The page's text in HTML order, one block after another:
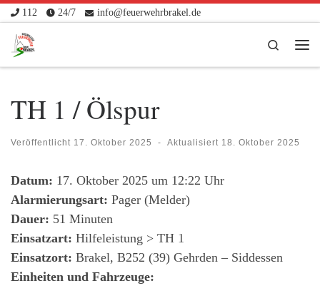
Zum Inhalt springen
112 24/7 info@feuerwehrbrakel.de
Search
TH 1 / Ölspur
Veröffentlicht 17. Oktober 2025 - Aktualisiert 18. Oktober 2025
Datum: 17. Oktober 2025 um 12:22 Uhr
Alarmierungsart: Pager (Melder)
Dauer: 51 Minuten
Einsatzart: Hilfeleistung > TH 1
Einsatzort: Brakel, B252 (39) Gehrden – Siddessen
Einheiten und Fahrzeuge: